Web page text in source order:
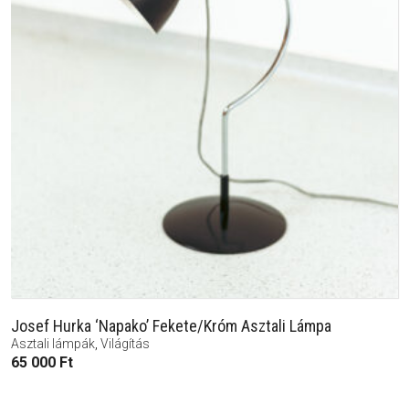
Josef Hurka ‘Napako’ Fekete/Króm Asztali Lámpa
Asztali lámpák Világítás
65 000 Ft